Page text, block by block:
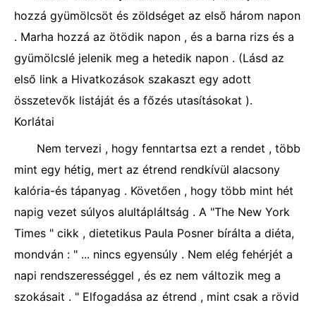
hozzá gyümölcsöt és zöldséget az első három napon
. Marha hozzá az ötödik napon , és a barna rizs és a
gyümölcslé jelenik meg a hetedik napon . (Lásd az
első link a Hivatkozások szakaszt egy adott
összetevők listáját és a főzés utasításokat ).
Korlátai
Nem tervezi , hogy fenntartsa ezt a rendet , több
mint egy hétig, mert az étrend rendkívül alacsony
kalória-és tápanyag . Követően , hogy több mint hét
napig vezet súlyos alultápláltság . A "The New York
Times " cikk , dietetikus Paula Posner bírálta a diéta,
mondván : " ... nincs egyensúly . Nem elég fehérjét a
napi rendszerességgel , és ez nem változik meg a
szokásait . " Elfogadása az étrend , mint csak a rövid